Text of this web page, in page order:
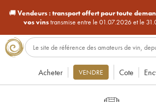
🚚Vendeurs : transport offert pour toute
vos vinstransmise entre le 01.07.2026 et le
Acheter VENDRE Cote